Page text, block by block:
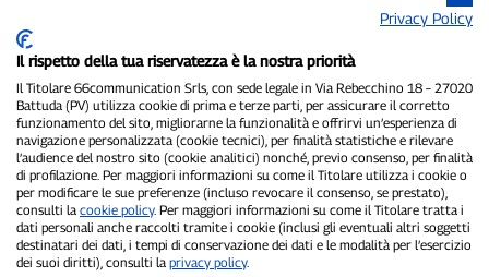
P300.it é um jornal independente.
Número de registro 1/2021 de 01/02/2021 - Tribunal de Pavia.
Proprietário e editor:66communication Srls- Número de IVA
02798890188.
Editor-chefe:Alessandro Secchi- Editor adjunto:Federico Benedusi.
Política de Privacidade-Política de Cookies.
"Se isso realmente aconteceu, você encontrará em P300.it"
Copyright © P300.it 2012-2026
Privacy Policy
Il rispetto della tua riservatezza è la nostra priorità
Il Titolare 66communication Srls, con sede legale in Via Rebecchino 18 – 27020
Battuda (PV) utilizza cookie di prima e terze parti, per assicurare il corretto
funzionamento del sito, migliorarne la funzionalità e offrirvi un’esperienza di
navigazione personalizzata (cookie tecnici), per finalità statistiche e rilevare
l’audience del nostro sito (cookie analitici) nonché, previo consenso, per finalità
di profilazione. Per maggiori informazioni su come il Titolare utilizza i cookie o
per modificare le sue preferenze (incluso revocare il consenso, se prestato),
consulti la cookie policy. Per maggiori informazioni su come il Titolare tratta i
dati personali anche raccolti tramite i cookie (inclusi gli eventuali altri soggetti
destinatari dei dati, i tempi di conservazione dei dati e le modalità per l’esercizio
dei suoi diritti), consulti la privacy policy.